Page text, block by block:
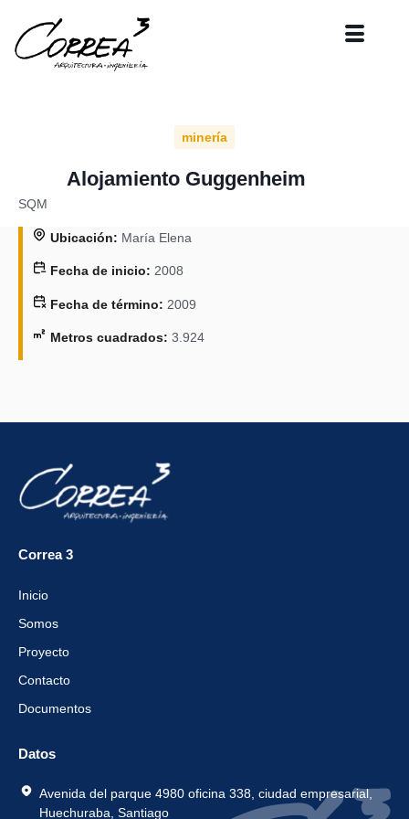
minería
Alojamiento Guggenheim​
SQM​
Ubicación: María Elena
Fecha de inicio: 2008
Fecha de término: 2009
Metros cuadrados: 3.924
Correa 3
Inicio
Somos
Proyecto
Contacto
Documentos
Datos
Avenida del parque 4980 oficina 338, ciudad empresarial,
Huechuraba, Santiago